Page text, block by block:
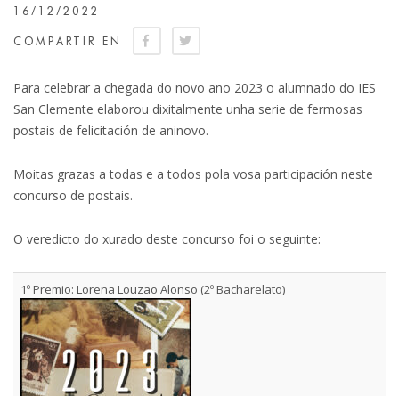
16/12/2022
COMPARTIR EN
Para celebrar a chegada do novo ano 2023 o alumnado do IES
San Clemente elaborou dixitalmente unha serie de fermosas
postais de felicitación de aninovo.
Moitas grazas a todas e a todos pola vosa participación neste
concurso de postais.
O veredicto do xurado deste concurso foi o seguinte:
1º Premio: Lorena Louzao Alonso (2º Bacharelato)